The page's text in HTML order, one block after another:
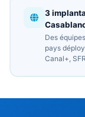
3
Des
pays
Canal+,